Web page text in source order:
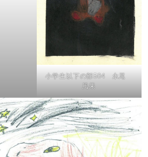
小学生以下の部504 永尾
風果